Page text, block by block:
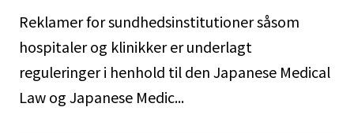
Reklamer for sundhedsinstitutioner såsom
hospitaler og klinikker er underlagt
reguleringer i henhold til den Japanese Medical
Law og Japanese Medic...